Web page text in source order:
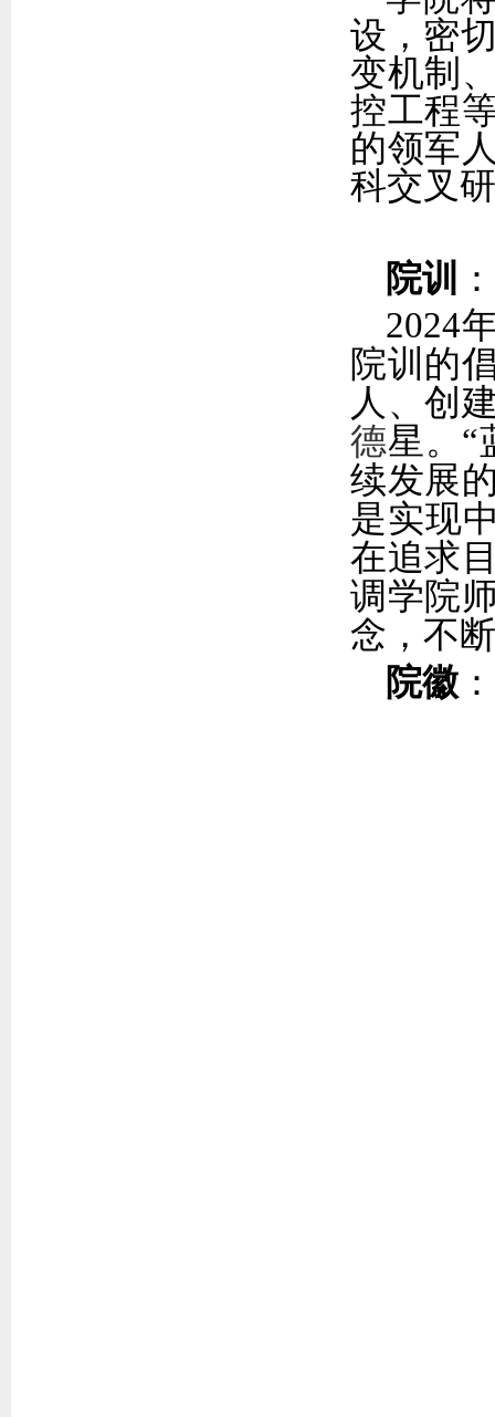
设，密
变机制
控工程
的领军
科交叉
院训
：
2024
院训的
人、创
德星。 “
续发展
是实现
在追求
调学院
念，不
院徽 ：